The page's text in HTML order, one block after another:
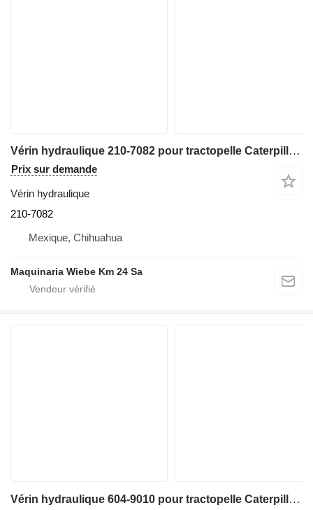
Vérin hydraulique 210-7082 pour tractopelle Caterpillar 420F
Prix sur demande
Vérin hydraulique
210-7082
Mexique, Chihuahua
Maquinaria Wiebe Km 24 Sa
Vérin hydraulique 604-9010 pour tractopelle Caterpillar 450F